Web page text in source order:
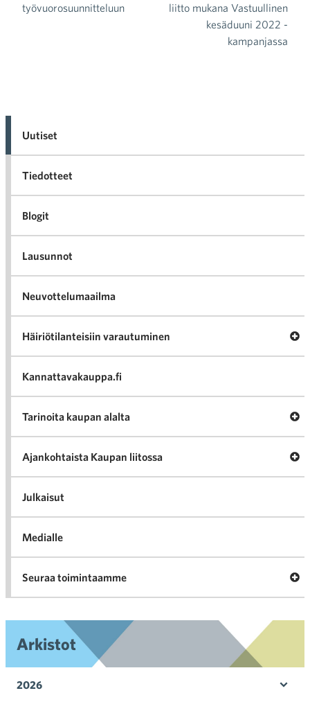
työvuorosuunnitteluun
liitto mukana Vastuullinen
kesäduuni 2022 -
kampanjassa
Uutiset
Tiedotteet
Blogit
Lausunnot
Neuvottelumaailma
Häiriötilanteisiin varautuminen
Kannattavakauppa.fi
Tarinoita kaupan alalta
Ajankohtaista Kaupan liitossa
Julkaisut
Medialle
Seuraa toimintaamme
Arkistot
2026